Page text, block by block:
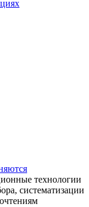
технологии
систематизации